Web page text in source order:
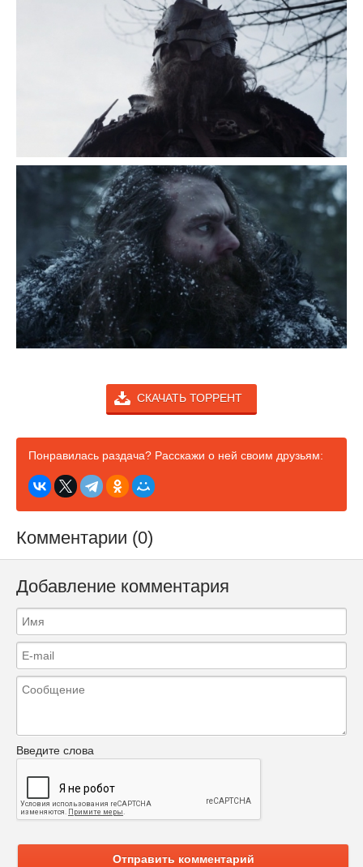
СКАЧАТЬ ТОРРЕНТ
Понравилась раздача? Расскажи о ней своим друзьям:
Комментарии (0)
Добавление комментария
Введите слова
Отправить комментарий